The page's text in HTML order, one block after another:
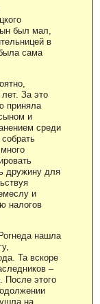
был мал,
в
сама
За это
приняла
и
среди
дружину для
и
налогов
нашла
Та вскоре
–
После этого
на